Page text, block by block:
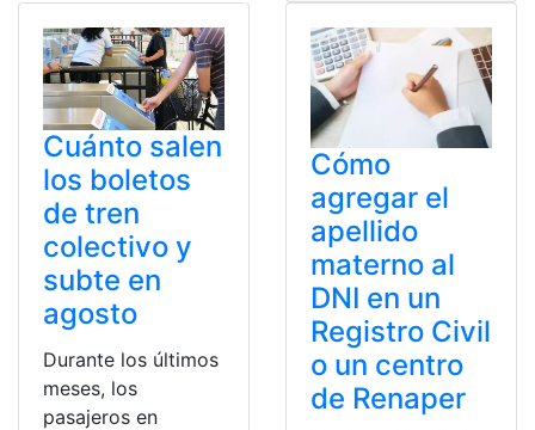
Cuánto salen
los boletos
de tren
colectivo y
subte en
agosto
Durante los últimos
meses, los
pasajeros en
Cómo
agregar el
apellido
materno al
DNI en un
Registro Civil
o un centro
de Renaper